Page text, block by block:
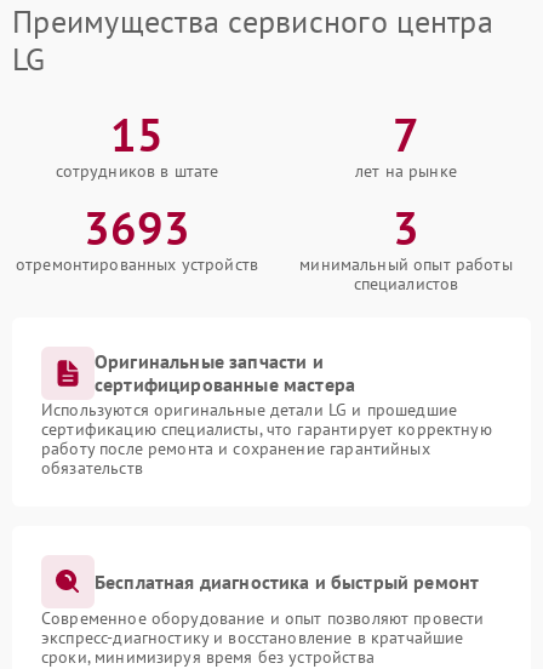
Преимущества сервисного центра
LG
15
сотрудников в штате
7
лет на рынке
3693
отремонтированных устройств
3
минимальный опыт работы
специалистов
Оригинальные запчасти и
сертифицированные мастера
Используются оригинальные детали LG и прошедшие
сертификацию специалисты, что гарантирует корректную
работу после ремонта и сохранение гарантийных
обязательств
Бесплатная диагностика и быстрый ремонт
Современное оборудование и опыт позволяют провести
экспресс-диагностику и восстановление в кратчайшие
сроки, минимизируя время без устройства